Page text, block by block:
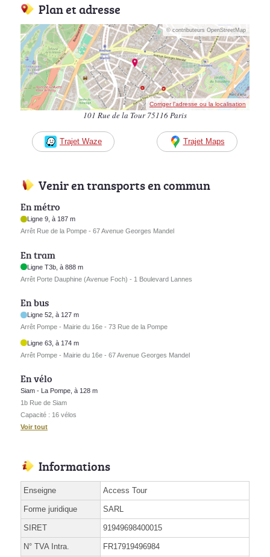
Plan et adresse
© contributeurs OpenStreetMap
Corriger l’adresse ou la localisation
101 Rue de la Tour 75116 Paris
Trajet Waze Trajet Maps
Venir en transports en commun
En métro
Ligne 9, à 187 m
Arrêt Rue de la Pompe - 67 Avenue Georges Mandel
En tram
Ligne T3b, à 888 m
Arrêt Porte Dauphine (Avenue Foch) - 1 Boulevard Lannes
En bus
Ligne 52, à 127 m
Arrêt Pompe - Mairie du 16e - 73 Rue de la Pompe
Ligne 63, à 174 m
Arrêt Pompe - Mairie du 16e - 67 Avenue Georges Mandel
En vélo
Siam - La Pompe, à 128 m
1b Rue de Siam
Capacité : 16 vélos
Voir tout
Informations
Enseigne Access Tour
Forme juridique SARL
SIRET 91949698400015
N° TVA Intra. FR17919496984